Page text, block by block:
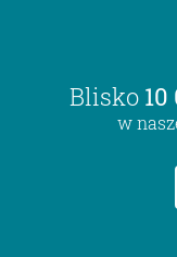
Blisko
w